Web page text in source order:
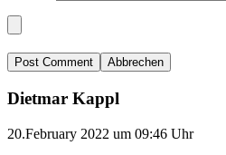
Abbrechen
Dietmar Kappl
20.February 2022 um 09:46 Uhr